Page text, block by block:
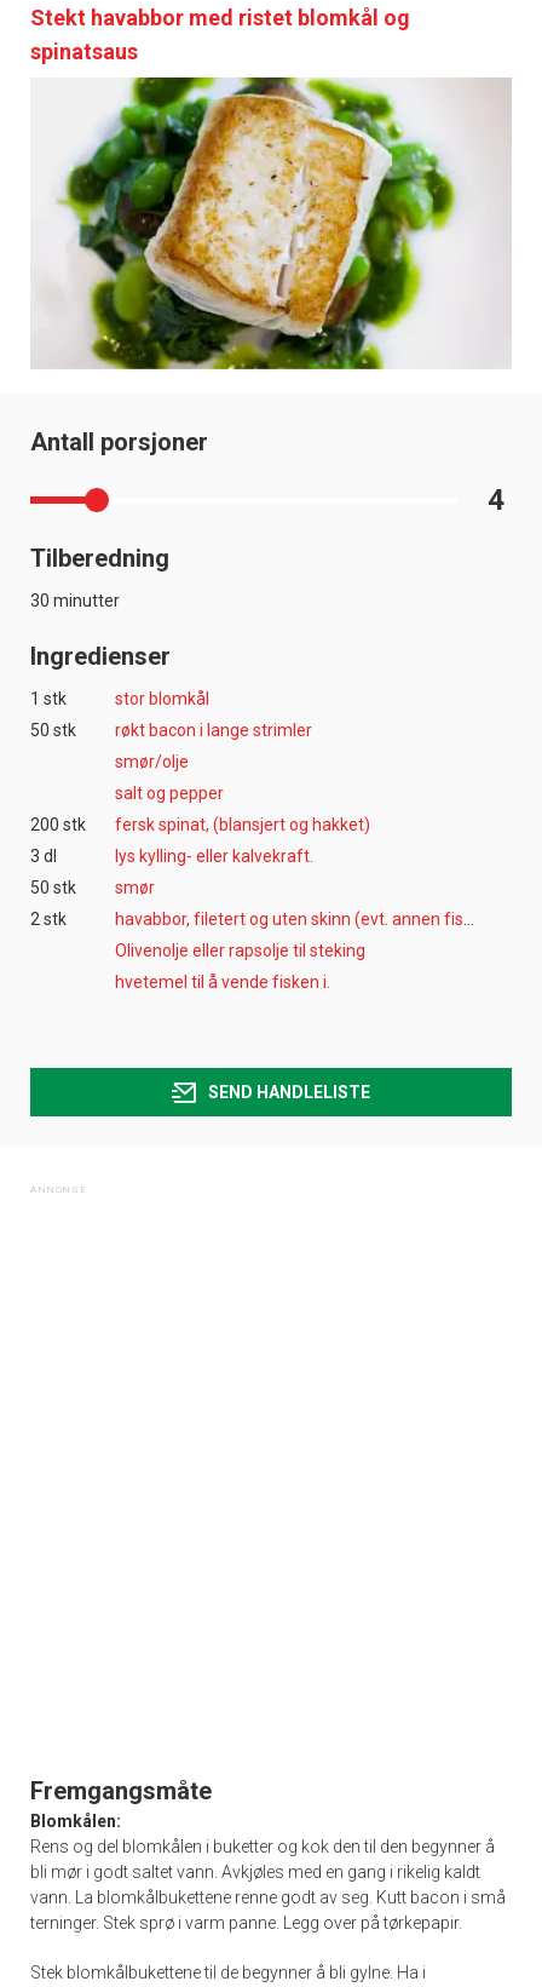
Stekt havabbor med ristet blomkål og
spinatsaus
Antall porsjoner
4
Tilberedning
30 minutter
Ingredienser
1 stk
stor blomkål
50 stk
røkt bacon i lange strimler
smør/olje
salt og pepper
200 stk
fersk spinat, (blansjert og hakket)
3 dl
lys kylling- eller kalvekraft.
50 stk
smør
2 stk
Olivenolje eller rapsolje til steking
hvetemel til å vende fisken i.
SEND HANDLELISTE
Fremgangsmåte
Blomkålen:
Rens og del blomkålen i buketter og kok den til den begynner å
bli mør i godt saltet vann. Avkjøles med en gang i rikelig kaldt
vann. La blomkålbukettene renne godt av seg. Kutt bacon i små
terninger. Stek sprø i varm panne. Legg over på tørkepapir.
Stek blomkålbukettene til de begynner å bli gylne. Ha i